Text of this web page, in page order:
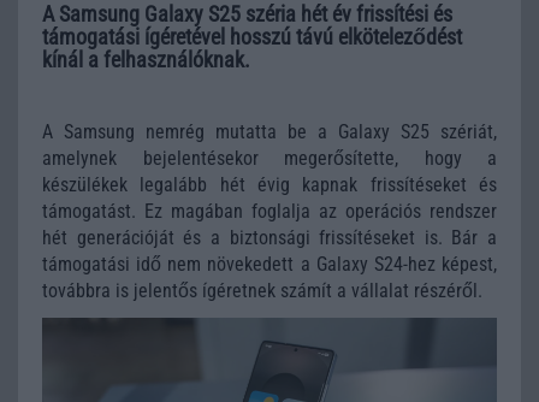
A Samsung Galaxy S25 széria hét év frissítési és
támogatási ígéretével hosszú távú elköteleződést
kínál a felhasználóknak.
A Samsung nemrég mutatta be a Galaxy S25 szériát,
amelynek bejelentésekor megerősítette, hogy a
készülékek legalább hét évig kapnak frissítéseket és
támogatást. Ez magában foglalja az operációs rendszer
hét generációját és a biztonsági frissítéseket is. Bár a
támogatási idő nem növekedett a Galaxy S24-hez képest,
továbbra is jelentős ígéretnek számít a vállalat részéről.